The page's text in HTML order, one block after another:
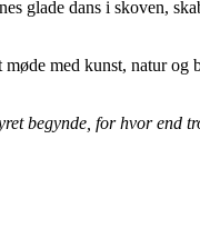
glade dans i skoven,
med kunst, natur
begynde, for hvor end